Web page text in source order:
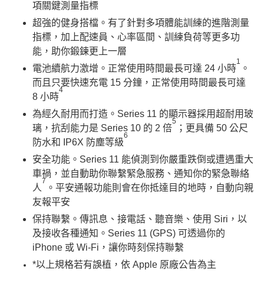
項關鍵測量指標
超強的健身搭檔。有了針對多項體能訓練的進階測量
指標，加上配速員、心率區間、訓練負荷等更多功
能，助你鍛鍊更上一層
電池續航力激增。正常使用時間最長可達 24 小時
1
。
而且只要快速充電 15 分鐘，正常使用時間最長可達
8 小時
4
為經久耐用而打造。Series 11 的顯示器採用超耐用玻
璃，抗刮能力是 Series 10 的 2 倍
5
；更具備 50 公尺
防水和 IP6X 防塵等級
6
安全功能。Series 11 能偵測到你嚴重跌倒或遭遇重大
車禍，並自動助你聯繫緊急服務、通知你的緊急聯絡
人
7
。平安通報功能則會在你抵達目的地時，自動向親
友報平安
保持聯繫。傳訊息、接電話、聽音樂、使用 Siri，以
及接收各種通知。Series 11 (GPS) 可透過你的
iPhone 或 Wi-Fi，讓你時刻保持聯繫
*以上規格若有誤植，依 Apple 原廠公告為主